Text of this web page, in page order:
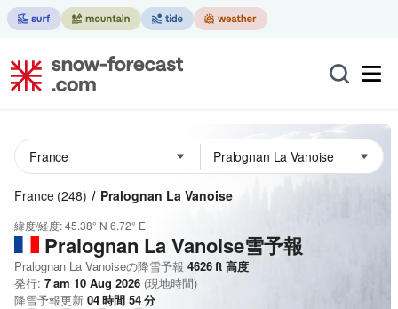
France (248) Pralognan La Vanoise
緯度/経度:45.38° N 6.72° E
Pralognan La Vanoise雪予報
Pralognan La Vanoiseの降雪予報 4626ft 高度
発行: 7 am 10 Aug 2026 (現地時間)
降雪予報更新 04時間 54分